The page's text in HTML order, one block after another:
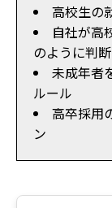
高校生の
自社が高
のように判
未成年者
ルール
高卒採用
ン